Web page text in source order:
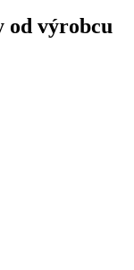
od výrobcu